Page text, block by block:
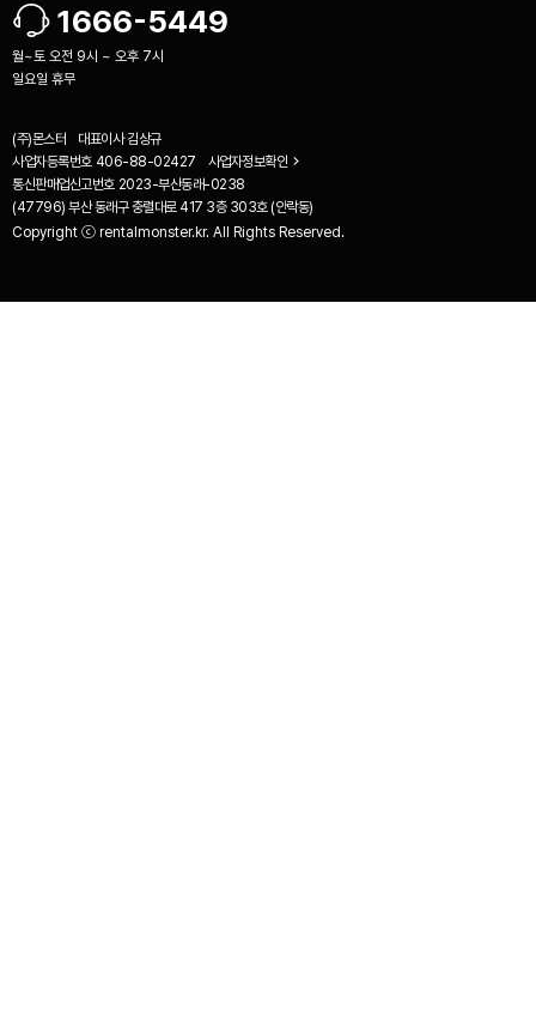
1666-5449
월~토 오전 9시 ~ 오후 7시
일요일 휴무
(주)몬스터 대표이사 김상규
사업자등록번호 406-88-02427
사업자정보확인
통신판매업신고번호 2023-부산동래-0238
(47796) 부산 동래구 충렬대로 417 3층 303호 (안락동)
Copyright ⓒ rentalmonster.kr. All Rights Reserved.